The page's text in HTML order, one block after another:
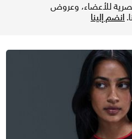
للأعضاء، وعروض
انضم إلينا